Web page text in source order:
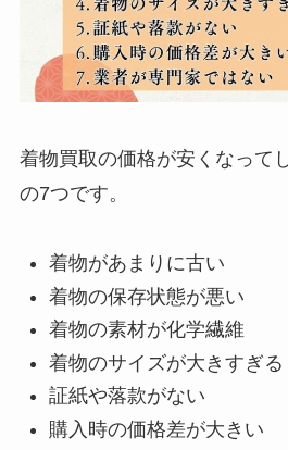
着物買取の価格が安くなって
の7つです。
着物があまりに古い
着物の保存状態が悪い
着物の素材が化学繊維
着物のサイズが大きすぎる
証紙や落款がない
購入時の価格差が大きい